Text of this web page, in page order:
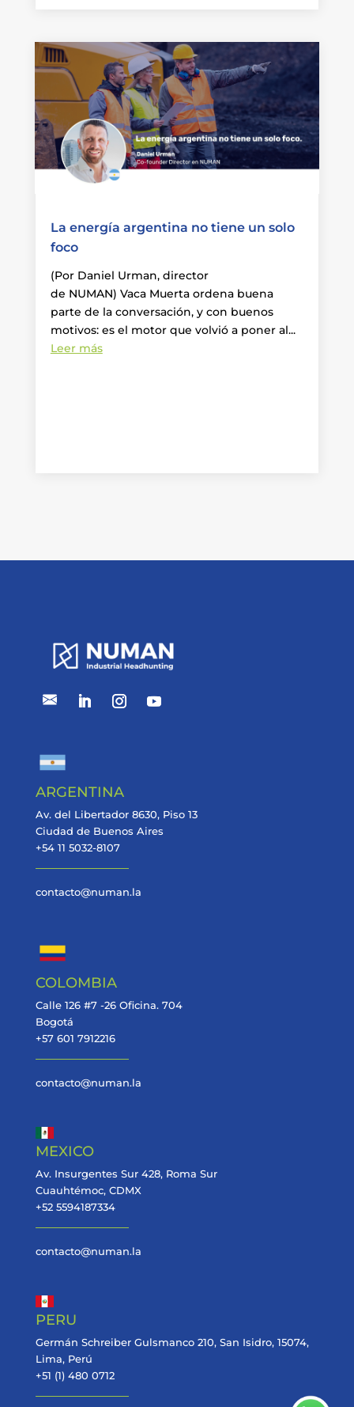
La energía argentina no tiene un solo
foco
(Por Daniel Urman, director
de NUMAN) Vaca Muerta ordena buena
parte de la conversación, y con buenos
motivos: es el motor que volvió a poner al...
Leer más
ARGENTINA
Av. del Libertador 8630, Piso 13
Ciudad de Buenos Aires
+54 11 5032-8107
contacto@numan.la
COLOMBIA
Calle 126 #7 -26 Oficina. 704
Bogotá
+57 601 7912216
contacto@numan.la
MEXICO
Av. Insurgentes Sur 428, Roma Sur
Cuauhtémoc, CDMX
+52 5594187334
contacto@numan.la
PERU
Germán Schreiber Gulsmanco 210, San Isidro, 15074,
Lima, Perú
+51 (1) 480 0712